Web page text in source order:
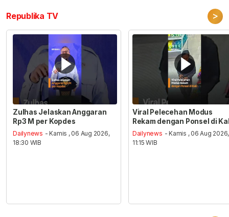
Republika TV >
Zulhas Jelaskan Anggaran
Rp3 M per Kopdes
Dailynews - Kamis , 06 Aug 2026,
18:30 WIB
Viral Pelecehan Modus
Rekam dengan Ponsel di
Dailynews - Kamis , 06 Aug 2026,
11:15 WIB